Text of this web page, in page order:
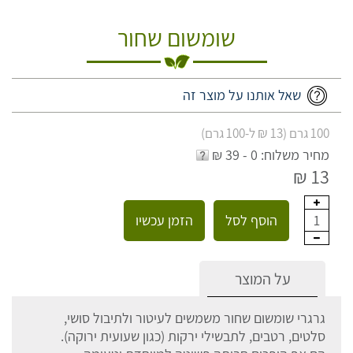
שומשום שחור
שאל אותנו על מוצר זה
100 גרם (13 ₪ ל-100 גרם)
מחיר משלוח: 0 - 39 ₪
13 ₪
1 הוסף לסל הזמן עכשיו
על המוצר
גרגרי שומשום שחור משמשים לעיטור ולתיבול סושי,
סלטים, רטבים, לתבשילי ירקות (כגון שעועית ירוקה).